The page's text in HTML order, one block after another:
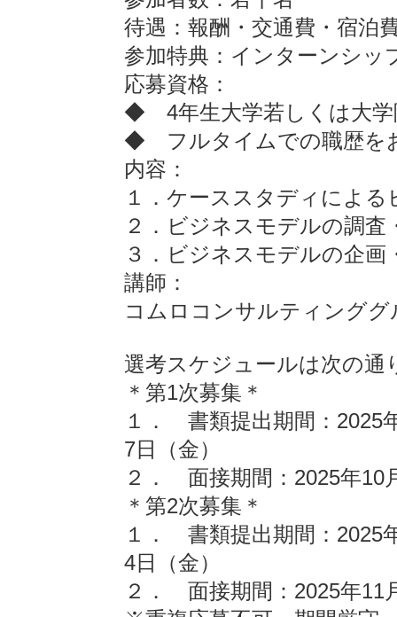
待遇：報酬・交通費・宿泊
参加特典：インターンシッ
応募資格：
◆ 4年生大学若しくは大学
◆ フルタイムでの職歴を
内容：
１．ケーススタディによ
２．ビジネスモデルの調査
３．ビジネスモデルの企画
講師：
コムロコンサルティング
選考スケジュールは次の通
＊第1次募集＊
１． 書類提出期間：2025
7日（金）
２． 面接期間：2025年10
＊第2次募集＊
１． 書類提出期間：2025
4日（金）
２． 面接期間：2025年11